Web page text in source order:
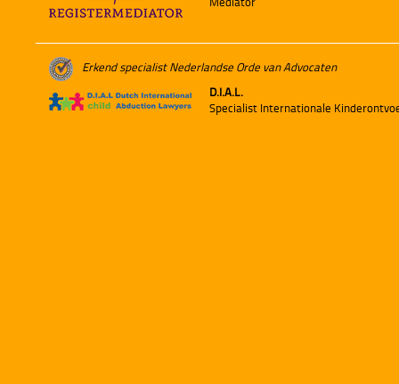
Mediator
Erkend specialist Nederlandse Orde van Advocaten
D.I.A.L.
Specialist Internationale